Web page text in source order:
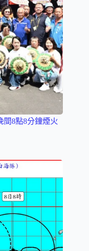
8點8分鐘煙火